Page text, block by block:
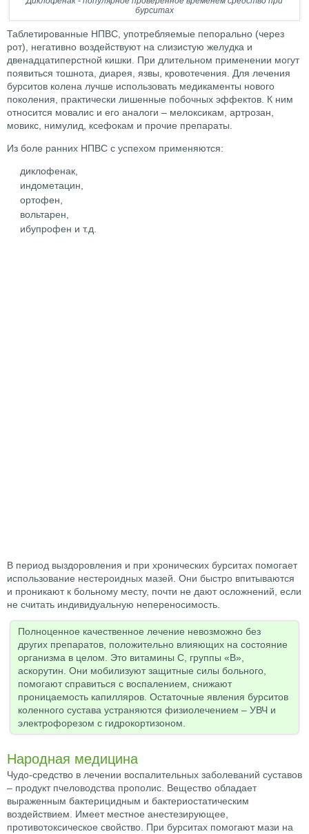
бурситах
Таблетированные НПВС, употребляемые пепорально (через
рот), негативно воздействуют на слизистую желудка и
двенадцатиперстной кишки. При длительном применении могут
появиться тошнота, диарея, язвы, кровотечения. Для лечения
бурситов колена лучше использовать медикаменты нового
поколения, практически лишенные побочных эффектов. К ним
относится мовалис и его аналоги – мелоксикам, артрозан,
мовикс, нимулид, ксефокам и прочие препараты.
Из боле ранних НПВС с успехом применяются:
диклофенак,
индометацин,
ортофен,
вольтарен,
ибупрофен и т.д.
В период выздоровления и при хронических бурситах помогает
использование нестероидных мазей. Они быстро впитываются
и проникают к больному месту, почти не дают осложнений, если
не считать индивидуальную непереносимость.
Полноценное качественное лечение невозможно без
других препаратов, положительно влияющих на состояние
организма в целом. Это витамины С, группы «В»,
аскорутин. Они мобилизуют защитные силы больного,
помогают справиться с воспалением, снижают
проницаемость капилляров. Остаточные явления бурситов
коленного сустава устраняются физиолечением – УВЧ и
электрофорезом с гидрокортизоном.
Народная медицина
Чудо-средство в лечении воспалительных заболеваний суставов
– продукт пчеловодства прополис. Вещество обладает
выраженным бактерицидным и бактериостатическим
воздействием. Имеет местное анестезирующее,
противотоксическое свойство. При бурситах помогают мази на